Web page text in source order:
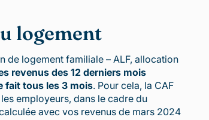
logement
de logement familiale – ALF, allocation
revenus des 12 derniers mois
fait tous les 3 mois. Pour cela, la CAF
employeurs, dans le cadre du
avec vos revenus de mars 2024